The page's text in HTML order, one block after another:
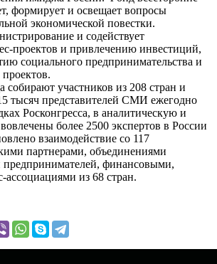
формирует и освещает вопросы
экономической повестки.
и содействует
проектов и привлечению инвестиций,
социального предпринимательства и
участников из 208 стран и
тысяч представителей СМИ ежегодно
Росконгресса, в аналитическую и
более 2500 экспертов в России
взаимодействие со 117
партнерами, объединениями
финансовыми,
ассоциациями из 68 стран.